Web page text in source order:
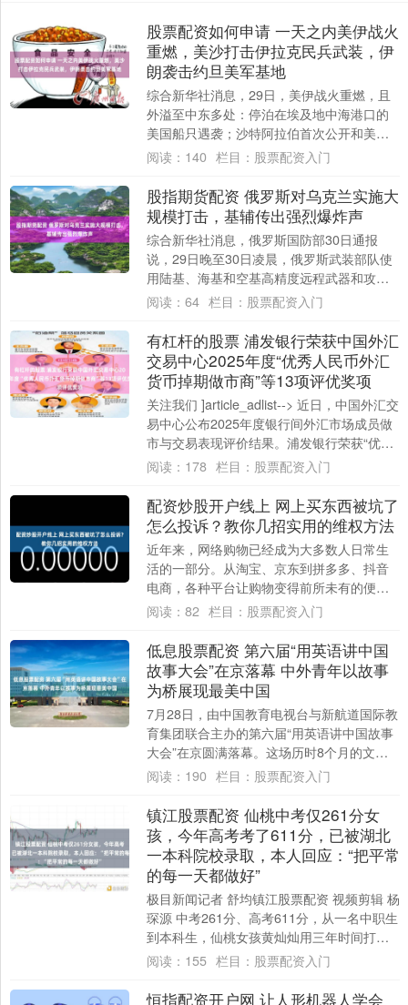
股票配资如何申请 一天之内美伊战火
重燃，美沙打击伊拉克民兵武装，伊
朗袭击约旦美军基地
综合新华社消息，29日，美伊战火重燃，且
外溢至中东多处：停泊在埃及地中海港口的
美国船只遇袭；沙特阿拉伯首次公开和美国
联合发起军事打击，目标是伊拉克民兵武
阅读： 140 栏目： 股票配资入门
股指期货配资 俄罗斯对乌克兰实施大
规模打击，基辅传出强烈爆炸声
综合新华社消息，俄罗斯国防部30日通报
说，29日晚至30日凌晨，俄罗斯武装部队使
用陆基、海基和空基高精度远程武器和攻击
型无人机，对乌克兰实施大规模打击。乌克
阅读： 64 栏目： 股票配资入门
有杠杆的股票 浦发银行荣获中国外汇
交易中心2025年度“优秀人民币外汇
货币掉期做市商”等13项评优奖项
关注我们 ]article_adlist--> 近日，中国外汇交
易中心公布2025年度银行间外汇市场成员做
市与交易表现评价结果。浦发银行荣获“优秀
人民币外汇货币....
阅读： 178 栏目： 股票配资入门
配资炒股开户线上 网上买东西被坑了
怎么投诉？教你几招实用的维权方法
近年来，网络购物已经成为大多数人日常生
活的一部分。从淘宝、京东到拼多多、抖音
电商，各种平台让购物变得前所未有的便
利。但与此同时，虚假宣传、假冒伪劣、发
阅读： 82 栏目： 股票配资入门
低息股票配资 第六届“用英语讲中国
故事大会”在京落幕 中外青年以故事
为桥展现最美中国
7月28日，由中国教育电视台与新航道国际教
育集团联合主办的第六届“用英语讲中国故事
大会”在京圆满落幕。这场历时8个月的文化
盛会低息股票配资，最终迎来30名来自全....
阅读： 190 栏目： 股票配资入门
镇江股票配资 仙桃中考仅261分女
孩，今年高考考了611分，已被湖北
一本科院校录取，本人回应：“把平常
的每一天都做好”
极目新闻记者 舒均镇江股票配资 视频剪辑 杨
琛源 中考261分、高考611分，从一名中职生
到本科生，仙桃女孩黄灿灿用三年时间打了
个“翻身仗”。7月29日，她告诉....
阅读： 155 栏目： 股票配资入门
恒指配资开户网 让人形机器人学会